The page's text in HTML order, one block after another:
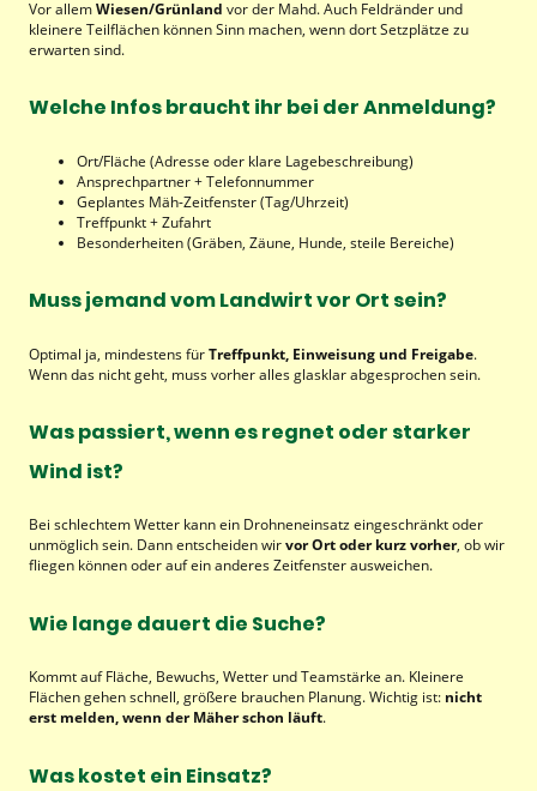
Vor allemWiesen/Grünland vor der Mahd. Auch Feldränder und
kleinere Teilflächen können Sinn machen, wenn dort Setzplätze zu
erwarten sind.
Welche Infos braucht ihr bei der Anmeldung?
Ort/Fläche (Adresse oder klare Lagebeschreibung)
Ansprechpartner + Telefonnummer
Geplantes Mäh-Zeitfenster (Tag/Uhrzeit)
Treffpunkt + Zufahrt
Besonderheiten (Gräben, Zäune, Hunde, steile Bereiche)
Muss jemand vom Landwirt vor Ort sein?
Optimal ja, mindestens fürTreffpunkt, Einweisung und Freigabe.
Wenn das nicht geht, muss vorher alles glasklar abgesprochen sein.
Was passiert, wenn es regnet oder starker
Wind ist?
Bei schlechtem Wetter kann ein Drohneneinsatz eingeschränkt oder
unmöglich sein. Dann entscheiden wirvor Ort oder kurz vorher, ob wir
fliegen können oder auf ein anderes Zeitfenster ausweichen.
Wie lange dauert die Suche?
Kommt auf Fläche, Bewuchs, Wetter und Teamstärke an. Kleinere
Flächen gehen schnell, größere brauchen Planung. Wichtig ist: nicht
erst melden, wenn der Mäher schon läuft.
Was kostet ein Einsatz?